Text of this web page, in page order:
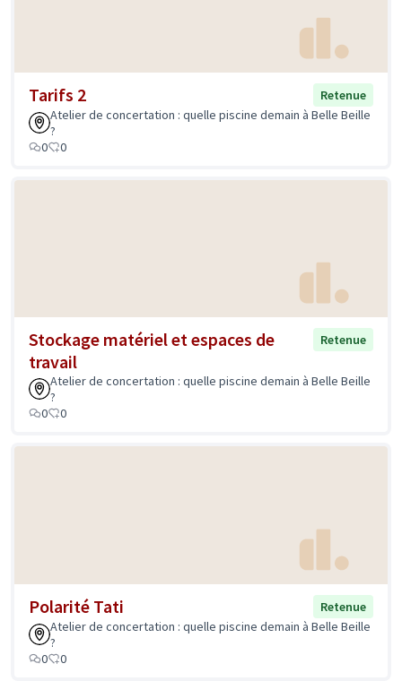
Tarifs 2
Retenue
Atelier de concertation : quelle piscine demain à Belle Beille
?
0
0
Stockage matériel et espaces de
travail
Retenue
Atelier de concertation : quelle piscine demain à Belle Beille
?
0
0
Polarité Tati
Retenue
Atelier de concertation : quelle piscine demain à Belle Beille
?
0
0